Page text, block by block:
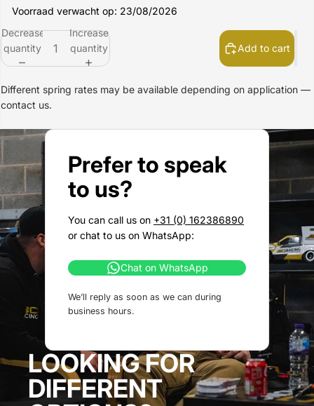
Voorraad verwacht op: 23/08/2026
Decrease
quantity
Increase
quantity
Add to cart
Different spring rates may be available depending on application —
contact us.
Prefer to speak
to us?
You can call us on +31 (0) 162386890
or chat to us on WhatsApp:
Chat on WhatsApp
We’ll reply as soon as we can during
business hours.
LOOKING FOR
DIFFERENT